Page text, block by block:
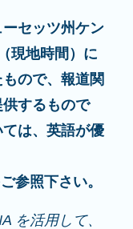
セッツ州ケン
現地時間）に
ので、報道関
するもので
は、英語が優
参照下さい。
を活用して、